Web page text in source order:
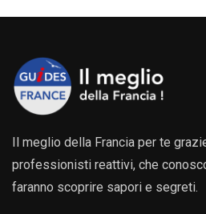
Il meglio della Francia per te
professionisti reattivi, che
faranno scoprire sapori e segreti.